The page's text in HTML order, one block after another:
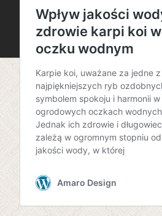
Copyright © Amaro Design
Powered by WordPress, Themei-design